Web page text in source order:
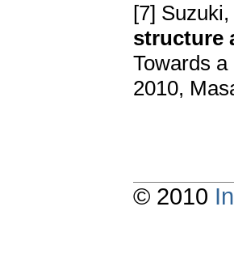
[7] Suzuki,
structure
Towards
2010,
© 2010